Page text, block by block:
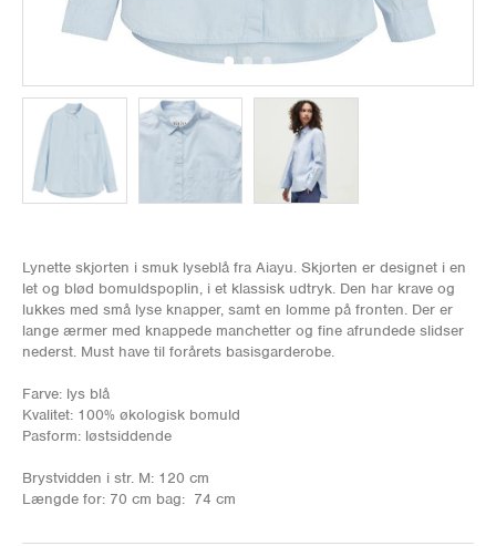
Lynette skjorten i smuk lyseblå fra Aiayu. Skjorten er designet i en
let og blød bomuldspoplin, i et klassisk udtryk. Den har krave og
lukkes med små lyse knapper, samt en lomme på fronten. Der er
lange ærmer med knappede manchetter og fine afrundede slidser
nederst. Must have til forårets basisgarderobe.
Farve: lys blå
Kvalitet: 100% økologisk bomuld
Pasform: løstsiddende
Brystvidden i str. M: 120 cm
Længde for: 70 cm bag: 74 cm